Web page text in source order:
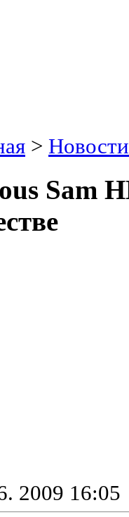
>
Sam
2009 16:05